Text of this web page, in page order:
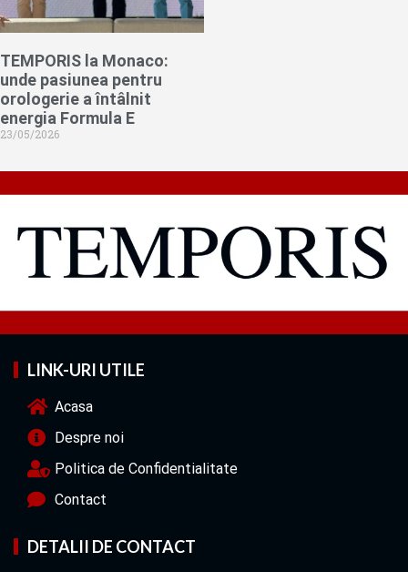
TEMPORIS la Monaco:
unde pasiunea pentru
orologerie a întâlnit
energia Formula E
23/05/2026
LINK-URI UTILE
Acasa
Despre noi
Politica de Confidentialitate
Contact
DETALII DE CONTACT